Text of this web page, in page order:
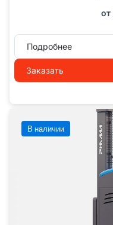
от
Подробнее
Заказать
В наличии